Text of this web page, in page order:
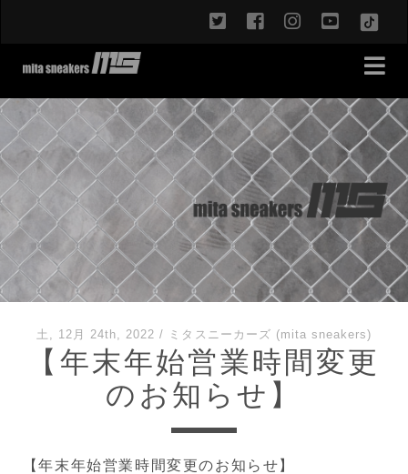
twitterfacebookinstagram
土, 12月 24th, 2022 / ミタスニーカーズ (mita sneakers)
【年末年始営業時間変更
のお知らせ】
【年末年始営業時間変更のお知らせ】